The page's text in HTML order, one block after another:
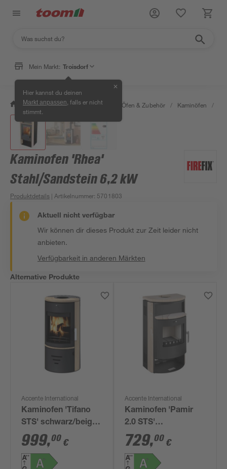
Mein Markt: Troisdorf
Hier kannst du deinen
Markt anpassen , falls er nicht
stimmt.
✕
/ Bauen & Renovieren / Kamine, Öfen & Zubehör / Kaminöfen /
Kaminofen 'Rhea'
Stahl/Sandstein 6,2 kW
Produktdetails | Artikelnummer: 5701803
Aktuell nicht verfügbar
Wir können dir dieses Produkt zur Zeit leider nicht
anbieten.
Verfügbarkeit in anderen Märkten
Alternative Produkte
Accente International
Kaminofen 'Tifano
STS' schwarz/beige
6,5 kW
999,00 €
Accente International
Kaminofen 'Pamir
2.0 STS'
Stahl/Sandstein 6,7
kW
729,00 €